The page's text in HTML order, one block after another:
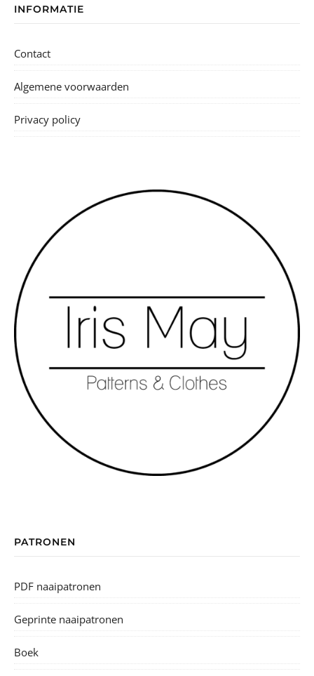
INFORMATIE
Contact
Algemene voorwaarden
Privacy policy
PATRONEN
PDF naaipatronen
Geprinte naaipatronen
Boek